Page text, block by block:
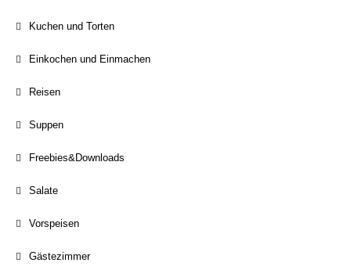
Kuchen und Torten
Einkochen und Einmachen
Reisen
Suppen
Freebies&Downloads
Salate
Vorspeisen
Gästezimmer